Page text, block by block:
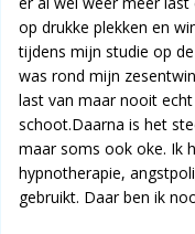
op drukke plekken en
tijdens mijn studie op
was rond mijn
last van maar nooit
schoot.Daarna is het
maar soms ook oke. Ik
hypnotherapie,
gebruikt. Daar ben ik